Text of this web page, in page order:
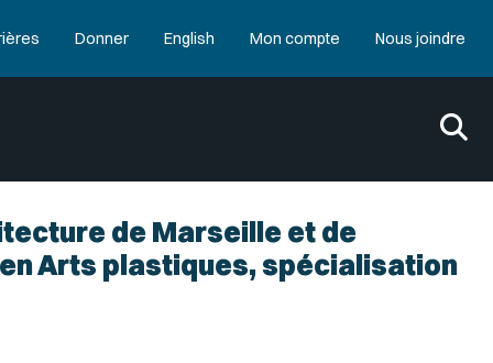
Donner English Mon compte Nous joindre
de Marseille et de
Arts plastiques, spécialisation